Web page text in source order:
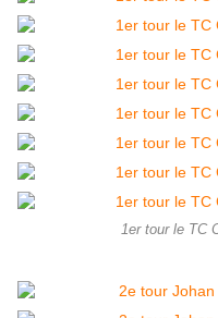
1er tour le TC